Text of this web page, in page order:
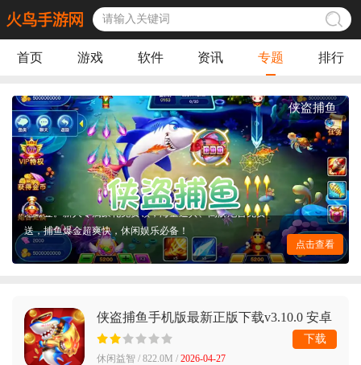
首页 游戏 软件 资讯 专题 排行
侠盗捕鱼
侠盗捕鱼全新正版来袭！经典街机捕鱼完美复刻，高清3D
海底场景，海量鱼种、超强BOSS轮番登场。锁定、冰冻、
狂暴多种技能随心释放，万倍炮台自由解锁，爆率全开一
炮爆金。新人专属豪礼免费领，海量道具、高阶炮台免费
送，捕鱼爆金超爽快，休闲娱乐必备！
点击查看
侠盗捕鱼手机版最新正版下载v3.10.0 安卓
版
休闲益智 / 822.0M / 2026-04-27
下载